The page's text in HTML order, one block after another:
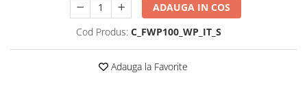
ADAUGA IN COS
Cod Produs: C_FWP100_WP_IT_S
Adauga la Favorite